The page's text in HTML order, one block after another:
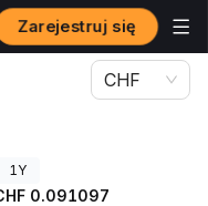
Zarejestruj się
CHF
1Y
0.091097